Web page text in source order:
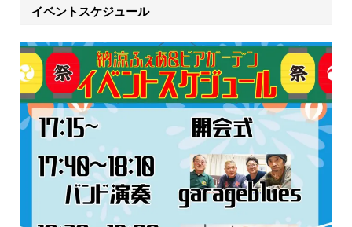
イベントスケジュール